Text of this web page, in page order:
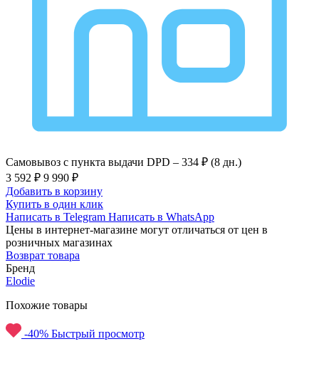
Самовывоз с пункта выдачи DPD – 334 ₽ (8 дн.)
3 592 ₽ 9 990 ₽
Добавить в корзину
Купить в один клик
Написать в Telegram Написать в WhatsApp
Цены в интернет-магазине могут отличаться от цен в
розничных магазинах
Возврат товара
Бренд
Elodie
Похожие товары
-40% Быстрый просмотр